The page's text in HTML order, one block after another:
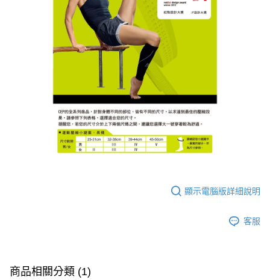
顯示電腦版詳細說明
客服
商品相關分類 (1)